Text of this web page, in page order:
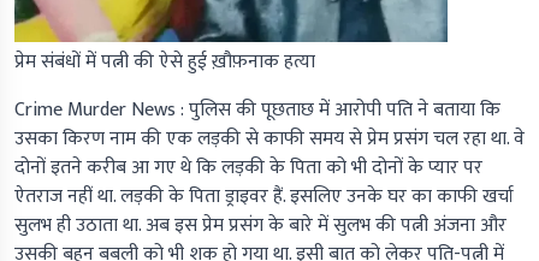
प्रेम संबंधों में पत्नी की ऐसे हुई ख़ौफ़नाक हत्या
Crime Murder News :पुलिस की पूछताछ में आरोपी पति ने बताया कि
उसका किरण नाम की एक लड़की से काफी समय से प्रेम प्रसंग चल रहा था. वे
दोनों इतने करीब आ गए थे कि लड़की के पिता को भी दोनों के प्यार पर
ऐतराज नहीं था. लड़की के पिता ड्राइवर हैं. इसलिए उनके घर का काफी खर्चा
सुलभ ही उठाता था. अब इस प्रेम प्रसंग के बारे में सुलभ की पत्नी अंजना और
उसकी बहन बबली को भी शक हो गया था. इसी बात को लेकर पति-पत्नी में